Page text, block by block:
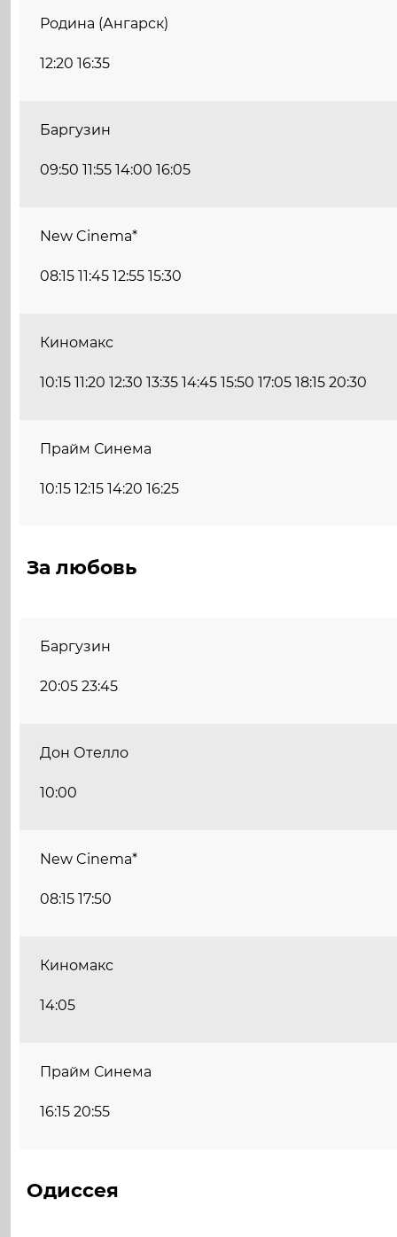
Родина (Ангарск)
12:20 16:35
Баргузин
09:50 11:55 14:00 16:05
New Cinema*
08:15 11:45 12:55 15:30
Киномакс
10:15 11:20 12:30 13:35 14:45 15:50 17:05 18:15 20:30
Прайм Синема
10:15 12:15 14:20 16:25
За любовь
Баргузин
20:05 23:45
Дон Отелло
10:00
New Cinema*
08:15 17:50
Киномакс
14:05
Прайм Синема
16:15 20:55
Одиссея